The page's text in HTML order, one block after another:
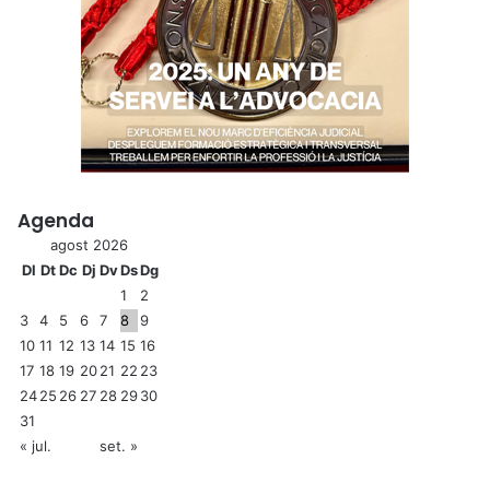
Agenda
agost 2026
Dl DtDc Dj DvDsDg
1
2
3
4 5 6 7 8
9
10 11 12 13 14 15 16
17 18 19 2021 22 23
2425 26 27 28 2930
31
« jul.
set. »